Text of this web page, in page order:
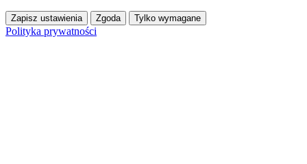
Zapisz ustawienia Zgoda Tylko wymagane
Polityka prywatności